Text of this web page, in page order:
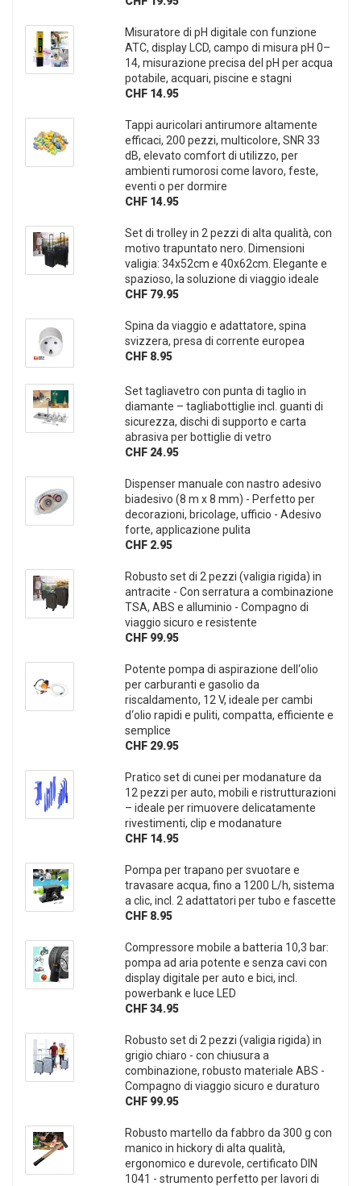
Misuratore di pH digitale con funzione
ATC, display LCD, campo di misura pH 0–
14, misurazione precisa del pH per acqua
potabile, acquari, piscine e stagni
CHF 14.95
Tappi auricolari antirumore altamente
efficaci, 200 pezzi, multicolore, SNR 33
dB, elevato comfort di utilizzo, per
ambienti rumorosi come lavoro, feste,
eventi o per dormire
CHF 14.95
Set di trolley in 2 pezzi di alta qualità, con
motivo trapuntato nero. Dimensioni
valigia: 34x52cm e 40x62cm. Elegante e
spazioso, la soluzione di viaggio ideale
CHF 79.95
Spina da viaggio e adattatore, spina
svizzera, presa di corrente europea
CHF 8.95
Set tagliavetro con punta di taglio in
diamante – tagliabottiglie incl. guanti di
sicurezza, dischi di supporto e carta
abrasiva per bottiglie di vetro
CHF 24.95
Dispenser manuale con nastro adesivo
biadesivo (8 m x 8 mm) - Perfetto per
decorazioni, bricolage, ufficio - Adesivo
forte, applicazione pulita
CHF 2.95
Robusto set di 2 pezzi (valigia rigida) in
antracite - Con serratura a combinazione
TSA, ABS e alluminio - Compagno di
viaggio sicuro e resistente
CHF 99.95
Potente pompa di aspirazione dell‘olio
per carburanti e gasolio da
riscaldamento, 12 V, ideale per cambi
d‘olio rapidi e puliti, compatta, efficiente e
semplice
CHF 29.95
Pratico set di cunei per modanature da
12 pezzi per auto, mobili e ristrutturazioni
– ideale per rimuovere delicatamente
rivestimenti, clip e modanature
CHF 14.95
Pompa per trapano per svuotare e
travasare acqua, fino a 1200 L/h, sistema
a clic, incl. 2 adattatori per tubo e fascette
CHF 8.95
Compressore mobile a batteria 10,3 bar:
pompa ad aria potente e senza cavi con
display digitale per auto e bici, incl.
powerbank e luce LED
CHF 34.95
Robusto set di 2 pezzi (valigia rigida) in
grigio chiaro - con chiusura a
combinazione, robusto materiale ABS -
Compagno di viaggio sicuro e duraturo
CHF 99.95
Robusto martello da fabbro da 300 g con
manico in hickory di alta qualità,
ergonomico e durevole, certificato DIN
1041 - strumento perfetto per lavori di